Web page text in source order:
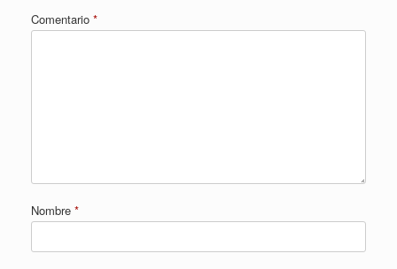
Comentario *
Nombre *